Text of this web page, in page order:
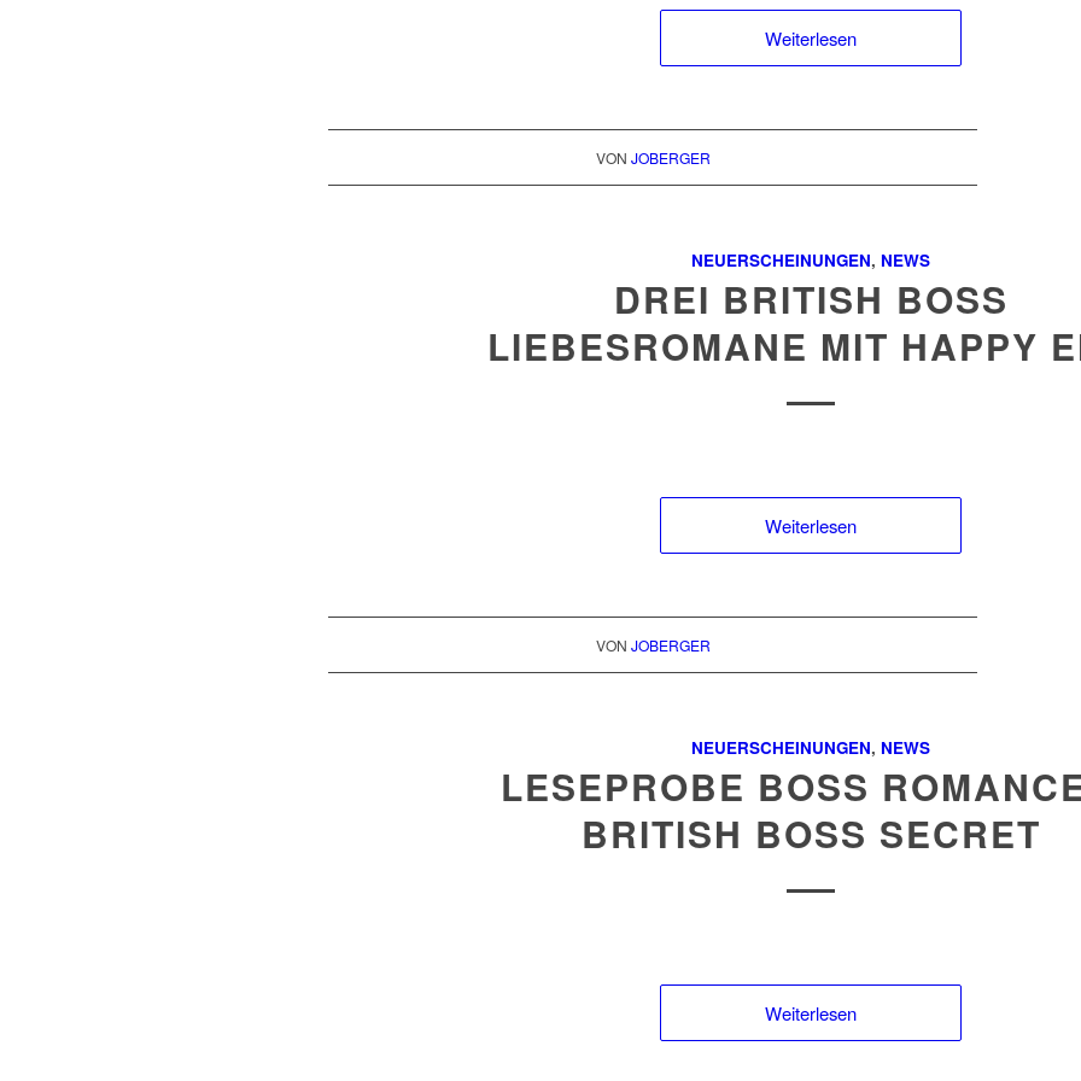
Weiterlesen
VON JOBERGER
NEUERSCHEINUNGEN, NEWS
DREI BRITISH BOSS
LIEBESROMANE MIT HAPPY
Weiterlesen
VON JOBERGER
NEUERSCHEINUNGEN, NEWS
LESEPROBE BOSS
BRITISH BOSS SECRET
Weiterlesen